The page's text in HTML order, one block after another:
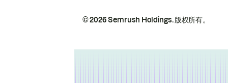
© 2026 Semrush Holdings.版权所有。